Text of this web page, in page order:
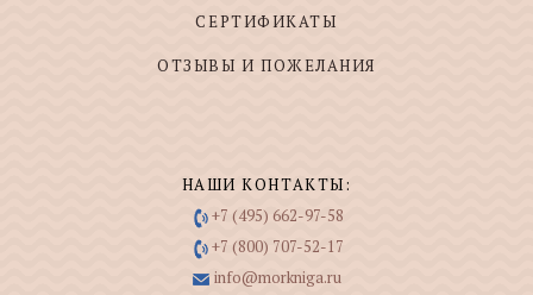
СЕРТИФИКАТЫ
ОТЗЫВЫ И ПОЖЕЛАНИЯ
НАШИ КОНТАКТЫ:
+7 (495) 662-97-58
+7 (800) 707-52-17
info@morkniga.ru